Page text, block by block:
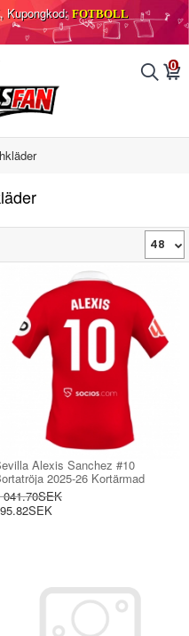
Kupongkod: FOTBOLL
󰂨 0
󰃦
Alexis Sanchez #10
2025-26 Kortärmad
041.70SEK